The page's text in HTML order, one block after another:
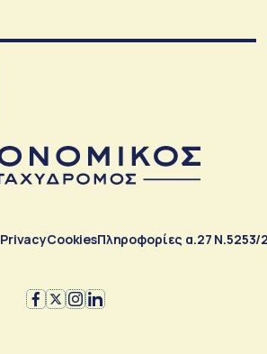
PrivacyCookiesΠληροφορίες α.27 Ν.5253/